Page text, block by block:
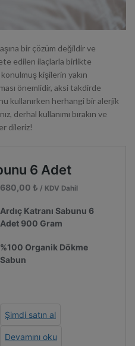
bir çözüm değildir ve
edilen ilaçlarla birlikte
konulmuş kişilerin yakın
önemlidir, aksi takdirde
kullanırken herhangi bir alerjik
derhal kullanımı bırakın ve
dileriz!